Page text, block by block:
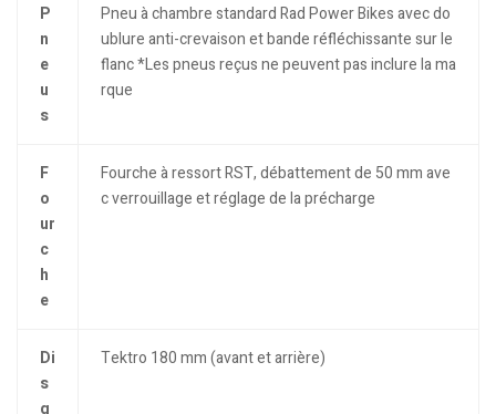
P
n
e
u
s
Pneu à chambre standard Rad Power Bikes avec do
ublure anti-crevaison et bande réfléchissante sur le
flanc *Les pneus reçus ne peuvent pas inclure la ma
rque
F
o
ur
c
h
e
Fourche à ressort RST, débattement de 50 mm ave
c verrouillage et réglage de la précharge
Di
s
q
Tektro 180 mm (avant et arrière)